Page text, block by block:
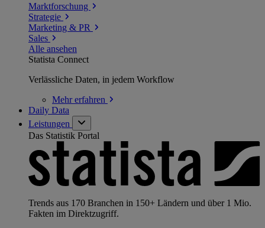
Marktforschung
Strategie
Marketing & PR
Sales
Alle ansehen
Statista Connect
Verlässliche Daten, in jedem Workflow
Mehrerfahren
Daily Data
Leistungen
Das Statistik Portal
Trends aus 170 Branchen in 150+ Ländern und über 1 Mio.
Fakten im Direktzugriff.